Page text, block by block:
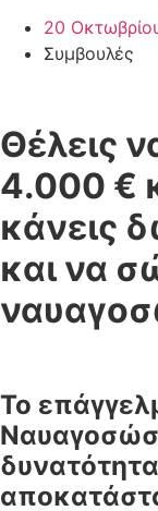
20
Συμβουλές
Θέλεις
4.000 €
κάνεις
και να
Το